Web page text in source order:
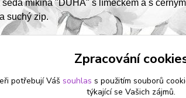
šedá mikina "DUHA" s límečkem a s
suchý zip.
v kategoriích
Zpracování
potřebují Váš souhlas s použitím souborů
týkající se Vašich zájmů.